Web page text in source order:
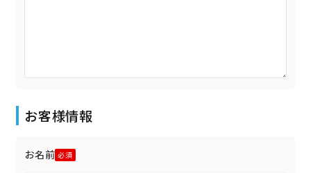
お客様情報
お名前